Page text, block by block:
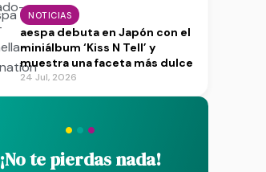
NOTICIAS
aespa debuta en Japón con el
miniálbum ‘Kiss N Tell’ y
muestra una faceta más dulce
24 Jul, 2026
···
¡No te pierdas nada!